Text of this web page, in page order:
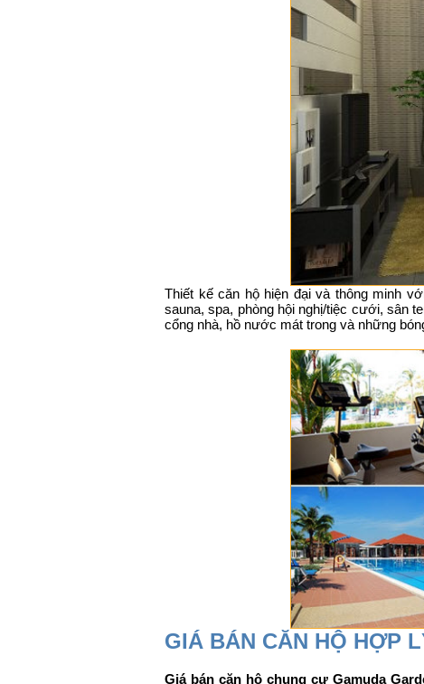
Thiết kế căn hộ hiện đại và thông minh
sauna, spa, phòng hội nghị/tiệc cưới, sân
cổng nhà, hồ nước mát trong và những
GIÁ BÁN CĂN HỘ HỢP
Giá bán căn hộ chung cư Gamuda